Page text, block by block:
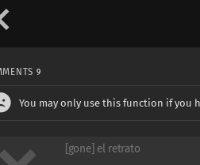
9
You may only use this function if you
[gone] el retrato